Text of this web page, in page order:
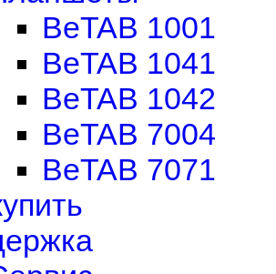
BeTAB 1001
BeTAB 1041
BeTAB 1042
BeTAB 7004
BeTAB 7071